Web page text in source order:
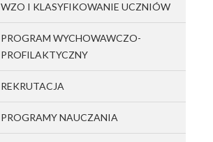
WZO I KLASYFIKOWANIE UCZNIÓW
PROGRAM WYCHOWAWCZO-
PROFILAKTYCZNY
REKRUTACJA
PROGRAMY NAUCZANIA